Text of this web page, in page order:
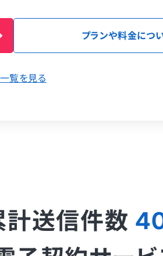
プランや料金につ
覧を見る
計送信件数